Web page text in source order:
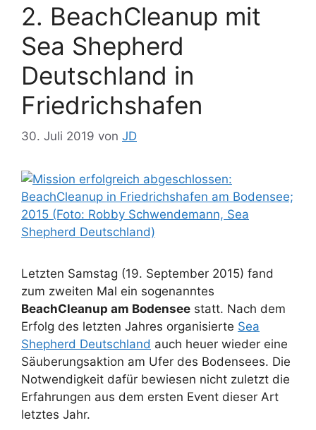
2. BeachCleanup mit
Sea Shepherd
Deutschland in
Friedrichshafen
30. Juli 2019 von JD
Letzten Samstag (19. September 2015) fand
zum zweiten Mal ein sogenanntes
BeachCleanup am Bodensee statt. Nach dem
Erfolg des letzten Jahres organisierte Sea
Shepherd Deutschland auch heuer wieder eine
Säuberungsaktion am Ufer des Bodensees. Die
Notwendigkeit dafür bewiesen nicht zuletzt die
Erfahrungen aus dem ersten Event dieser Art
letztes Jahr.